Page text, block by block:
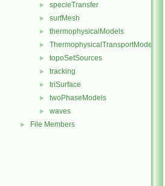
► specieTransfer
► surfMesh
► thermophysicalModels
► ThermophysicalTransportModels
► topoSetSources
► tracking
► triSurface
► twoPhaseModels
► waves
► File Members